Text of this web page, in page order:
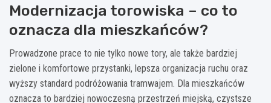
Modernizacja torowiska – co to
oznacza dla mieszkańców?
Prowadzone prace to nie tylko nowe tory, ale także bardziej
zielone i komfortowe przystanki, lepsza organizacja ruchu oraz
wyższy standard podróżowania tramwajem. Dla mieszkańców
oznacza to bardziej nowoczesną przestrzeń miejską, czystsze